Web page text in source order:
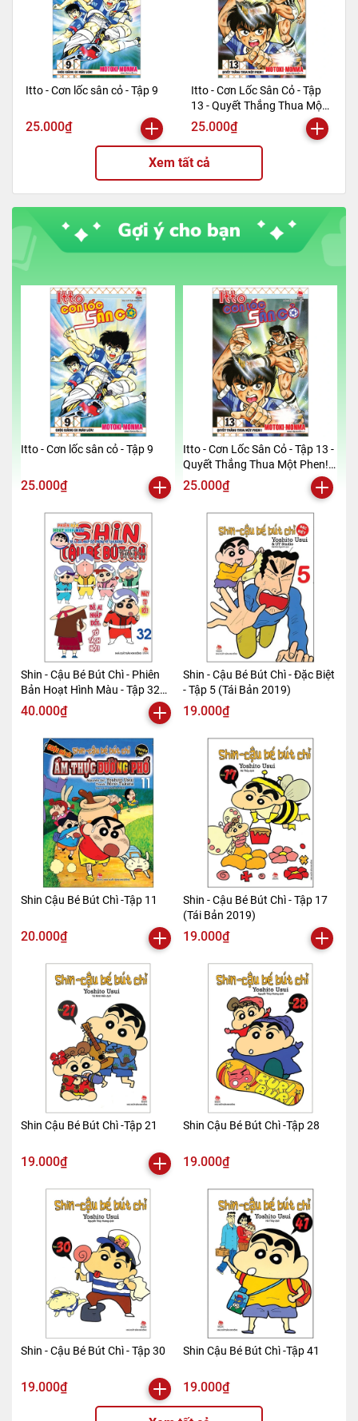
Itto - Cơn lốc sân cỏ - Tập 9
25.000₫
Itto - Cơn Lốc Sân Cỏ - Tập
13 - Quyết Thắng Thua Một
Phen!! (Tái Bản 2024)
25.000₫
Xem tất cả
Itto - Cơn lốc sân cỏ - Tập 9
25.000₫
Itto - Cơn Lốc Sân Cỏ - Tập 13 -
Quyết Thắng Thua Một Phen!!
(Tái Bản 2024)
25.000₫
Shin - Cậu Bé Bút Chì - Phiên
Bản Hoạt Hình Màu - Tập 32
(Tái Bản 2019)
40.000₫
Shin - Cậu Bé Bút Chì - Đặc Biệt
- Tập 5 (Tái Bản 2019)
19.000₫
Shin Cậu Bé Bút Chì -Tập 11
20.000₫
Shin - Cậu Bé Bút Chì - Tập 17
(Tái Bản 2019)
19.000₫
Shin Cậu Bé Bút Chì -Tập 21
19.000₫
Shin Cậu Bé Bút Chì -Tập 28
19.000₫
Shin - Cậu Bé Bút Chì - Tập 30
19.000₫
Shin Cậu Bé Bút Chì -Tập 41
19.000₫